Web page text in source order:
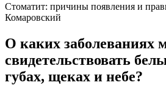
Стоматит: причины появления и
Комаровский
О каких заболеваниях
свидетельствовать
губах, щеках и небе?